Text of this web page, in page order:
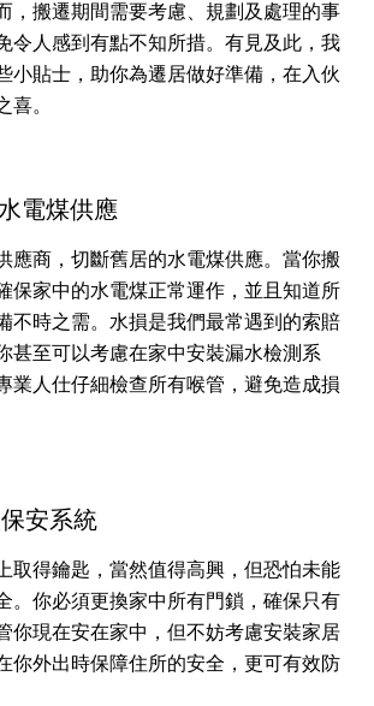
，搬遷期間需要考慮、規劃及處理的事
令人感到有點不知所措。有見及此，我
小貼士，助你為遷居做好準備，在入伙
喜。
電煤供應
應商，切斷舊居的水電煤供應。當你搬
保家中的水電煤正常運作，並且知道所
不時之需。水損是我們最常遇到的索賠
甚至可以考慮在家中安裝漏水檢測系
業人仕仔細檢查所有喉管，避免造成損
安系統
取得鑰匙，當然值得高興，但恐怕未能
。你必須更換家中所有門鎖，確保只有
你現在安在家中，但不妨考慮安裝家居
你外出時保障住所的安全，更可有效防